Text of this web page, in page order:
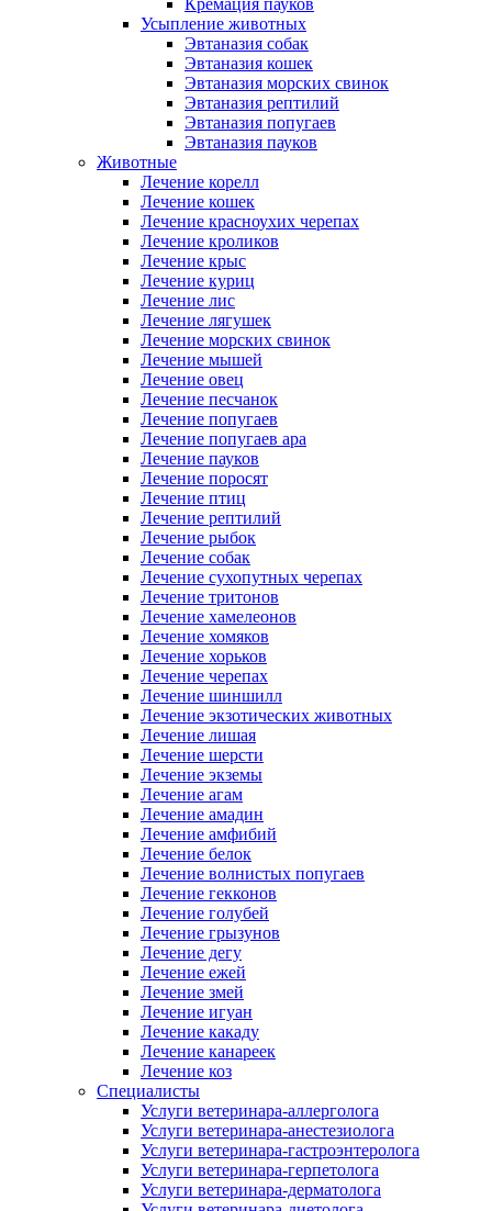
Кремация пауков
Усыпление животных
Эвтаназия собак
Эвтаназия кошек
Эвтаназия морских свинок
Эвтаназия рептилий
Эвтаназия попугаев
Эвтаназия пауков
Животные
Лечение корелл
Лечение кошек
Лечение красноухих черепах
Лечение кроликов
Лечение крыс
Лечение куриц
Лечение лис
Лечение лягушек
Лечение морских свинок
Лечение мышей
Лечение овец
Лечение песчанок
Лечение попугаев
Лечение попугаев ара
Лечение пауков
Лечение поросят
Лечение птиц
Лечение рептилий
Лечение рыбок
Лечение собак
Лечение сухопутных черепах
Лечение тритонов
Лечение хамелеонов
Лечение хомяков
Лечение хорьков
Лечение черепах
Лечение шиншилл
Лечение экзотических животных
Лечение лишая
Лечение шерсти
Лечение экземы
Лечение агам
Лечение амадин
Лечение амфибий
Лечение белок
Лечение волнистых попугаев
Лечение гекконов
Лечение голубей
Лечение грызунов
Лечение дегу
Лечение ежей
Лечение змей
Лечение игуан
Лечение какаду
Лечение канареек
Лечение коз
Специалисты
Услуги ветеринара-аллерголога
Услуги ветеринара-анестезиолога
Услуги ветеринара-гастроэнтеролога
Услуги ветеринара-герпетолога
Услуги ветеринара-дерматолога